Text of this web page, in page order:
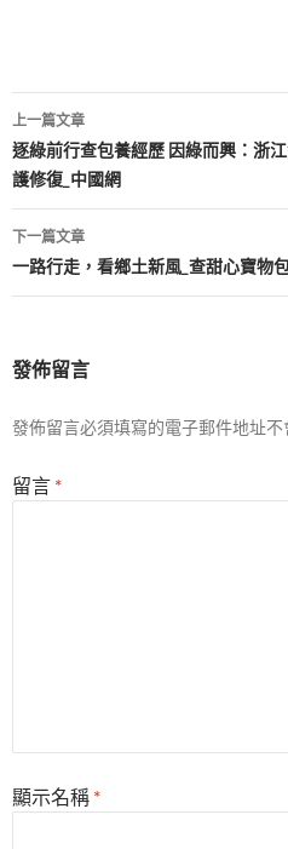
文
章
導
覽
上一篇文章
逐綠前行查包養經歷 因綠而興：浙
護修復_中國網
下一篇文章
一路行走，看鄉土新風_查甜心寶物
發佈留言
發佈留言必須填寫的電子郵件地址不
留言 *
顯示名稱 *